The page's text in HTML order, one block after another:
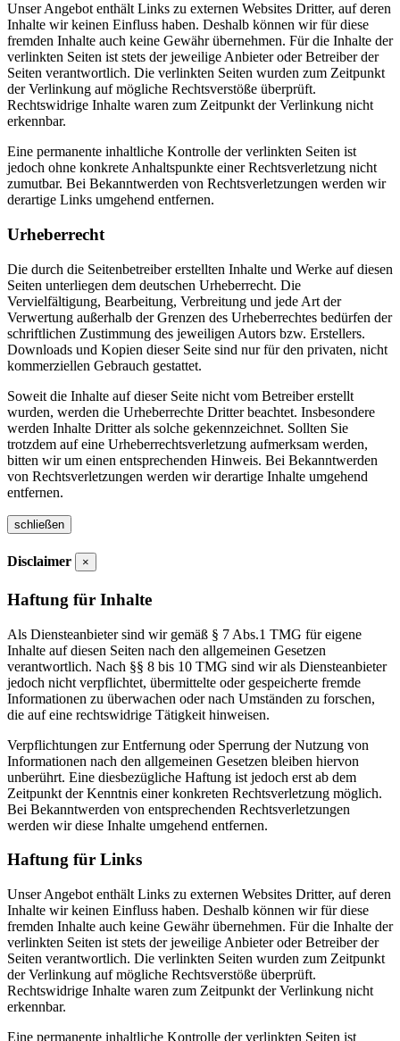
Unser Angebot enthält Links zu externen Websites Dritter, auf deren
Inhalte wir keinen Einfluss haben. Deshalb können wir für diese
fremden Inhalte auch keine Gewähr übernehmen. Für die Inhalte der
verlinkten Seiten ist stets der jeweilige Anbieter oder Betreiber der
Seiten verantwortlich. Die verlinkten Seiten wurden zum Zeitpunkt
der Verlinkung auf mögliche Rechtsverstöße überprüft.
Rechtswidrige Inhalte waren zum Zeitpunkt der Verlinkung nicht
erkennbar.
Eine permanente inhaltliche Kontrolle der verlinkten Seiten ist
jedoch ohne konkrete Anhaltspunkte einer Rechtsverletzung nicht
zumutbar. Bei Bekanntwerden von Rechtsverletzungen werden wir
derartige Links umgehend entfernen.
Urheberrecht
Die durch die Seitenbetreiber erstellten Inhalte und Werke auf diesen
Seiten unterliegen dem deutschen Urheberrecht. Die
Vervielfältigung, Bearbeitung, Verbreitung und jede Art der
Verwertung außerhalb der Grenzen des Urheberrechtes bedürfen der
schriftlichen Zustimmung des jeweiligen Autors bzw. Erstellers.
Downloads und Kopien dieser Seite sind nur für den privaten, nicht
kommerziellen Gebrauch gestattet.
Soweit die Inhalte auf dieser Seite nicht vom Betreiber erstellt
wurden, werden die Urheberrechte Dritter beachtet. Insbesondere
werden Inhalte Dritter als solche gekennzeichnet. Sollten Sie
trotzdem auf eine Urheberrechtsverletzung aufmerksam werden,
bitten wir um einen entsprechenden Hinweis. Bei Bekanntwerden
von Rechtsverletzungen werden wir derartige Inhalte umgehend
entfernen.
schließen
Disclaimer ×
Haftung für Inhalte
Als Diensteanbieter sind wir gemäß § 7 Abs.1 TMG für eigene
Inhalte auf diesen Seiten nach den allgemeinen Gesetzen
verantwortlich. Nach §§ 8 bis 10 TMG sind wir als Diensteanbieter
jedoch nicht verpflichtet, übermittelte oder gespeicherte fremde
Informationen zu überwachen oder nach Umständen zu forschen,
die auf eine rechtswidrige Tätigkeit hinweisen.
Verpflichtungen zur Entfernung oder Sperrung der Nutzung von
Informationen nach den allgemeinen Gesetzen bleiben hiervon
unberührt. Eine diesbezügliche Haftung ist jedoch erst ab dem
Zeitpunkt der Kenntnis einer konkreten Rechtsverletzung möglich.
Bei Bekanntwerden von entsprechenden Rechtsverletzungen
werden wir diese Inhalte umgehend entfernen.
Haftung für Links
Unser Angebot enthält Links zu externen Websites Dritter, auf deren
Inhalte wir keinen Einfluss haben. Deshalb können wir für diese
fremden Inhalte auch keine Gewähr übernehmen. Für die Inhalte der
verlinkten Seiten ist stets der jeweilige Anbieter oder Betreiber der
Seiten verantwortlich. Die verlinkten Seiten wurden zum Zeitpunkt
der Verlinkung auf mögliche Rechtsverstöße überprüft.
Rechtswidrige Inhalte waren zum Zeitpunkt der Verlinkung nicht
erkennbar.
Eine permanente inhaltliche Kontrolle der verlinkten Seiten ist